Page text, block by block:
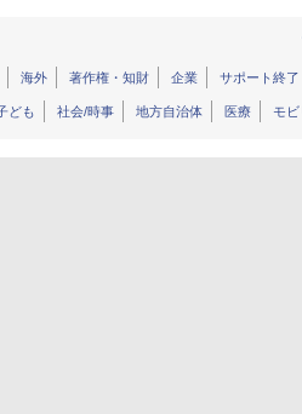
海外 著作権・知財 企業 サポート終了
ども 社会/時事 地方自治体 医療 モビ